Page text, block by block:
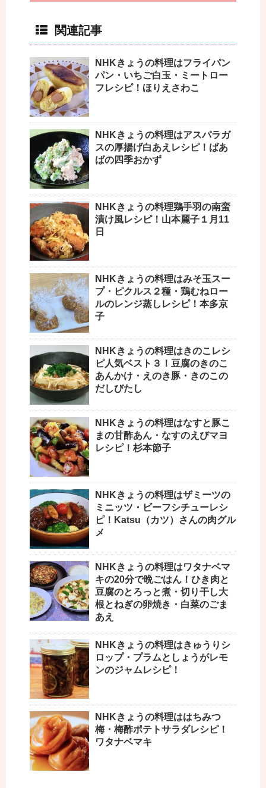
関連記事
NHKきょうの料理はフライパン
パン・いちご白玉・ミートロー
フレシピ！ほりえさわこ
NHKきょうの料理はアスパラガ
スの厚揚げ白あえレシピ！ばあ
ばの四季おかず
NHKきょうの料理鶏手羽の南蛮
漬け風レシピ！山本麗子１月11
日
NHKきょうの料理はみそ玉スー
プ・ピクルス２種・鶏むねロー
ルのレンジ蒸しレシピ！本多京
子
NHKきょうの料理はきのこレシ
ピ人気ベスト３！豆腐のきのこ
あんかけ・えのき豚・きのこの
だしびたし
NHKきょうの料理はなすと豚こ
まの甘酢あん・なすのえびマヨ
レシピ！杉本節子
NHKきょうの料理はザミーツの
ミニッツ・ビーフシチューレシ
ピ！Katsu（カツ）さんの肉グル
メ
NHKきょうの料理はワタナベマ
キの20分で晩ごはん！ひき肉と
豆腐のとろっと煮・切り干し大
根とねぎの卵焼き・白菜のごま
あえ
NHKきょうの料理はきゅうりシ
ロップ・プラムとしょうがレモ
ンのジャムレシピ！
NHKきょうの料理ははちみつ
梅・梅酢ポテトサラダレシピ！
ワタナベマキ